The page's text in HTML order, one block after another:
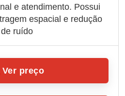
e atendimento. Possui
espacial e redução
de ruído
Ver preço